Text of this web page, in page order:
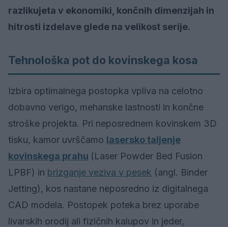
razlikujeta v ekonomiki, končnih dimenzijah in
hitrosti izdelave glede na velikost serije.
Tehnološka pot do kovinskega kosa
Izbira optimalnega postopka vpliva na celotno
dobavno verigo, mehanske lastnosti in končne
stroške projekta. Pri neposrednem kovinskem 3D
tisku, kamor uvrščamo lasersko taljenje
kovinskega prahu (Laser Powder Bed Fusion
LPBF) in brizganje veziva v pesek (angl. Binder
Jetting), kos nastane neposredno iz digitalnega
CAD modela. Postopek poteka brez uporabe
livarskih orodij ali fizičnih kalupov in jeder,